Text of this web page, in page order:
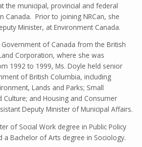
the municipal, provincial and federal
Canada. Prior to joining NRCan, she
Minister, at Environment Canada.
of Canada from the British
Corporation, where she was
1992 to 1999, Ms. Doyle held senior
of British Columbia, including
Lands and Parks; Small
Culture; and Housing and Consumer
Deputy Minister of Municipal Affairs.
of Social Work degree in Public Policy
a Bachelor of Arts degree in Sociology.